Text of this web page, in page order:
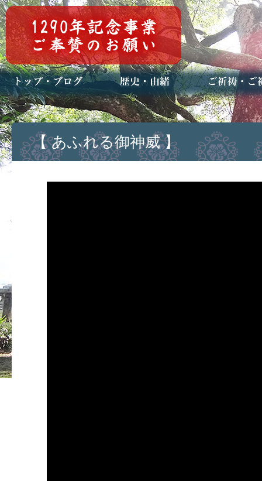
トップページ
ブログ(日々八百万)
お知らせ一覧 歴史・ご祭神
年中行事
メディア掲載 ご祈祷・ご祈
安産祈願
初宮参り
七五三詣
長寿のお祝い
神前結婚式
厄祓い・方位
車のお祓い
地鎮祭
神葬祭（神式
【 あふれる御神威 】